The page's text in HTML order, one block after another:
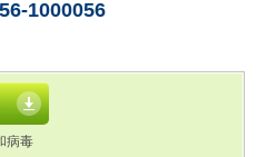
1000056
病毒